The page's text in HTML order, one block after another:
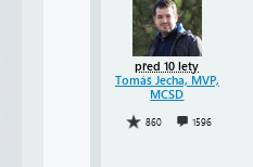
před 10 lety
Tomáš Jecha, MVP,
MCSD
860 1596